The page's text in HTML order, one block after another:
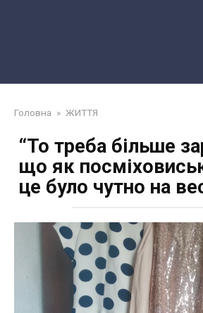
Головна » ЖИТТЯ
“То треба більше
що як
це було чутно на